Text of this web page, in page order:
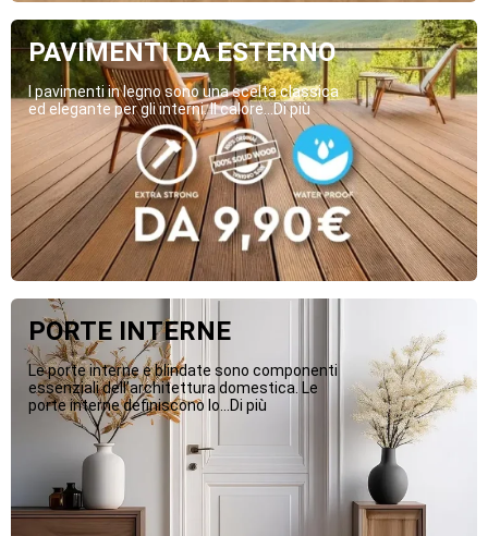
PAVIMENTI DA ESTERNO
I pavimenti in legno sono una scelta classica
ed elegante per gli interni. Il calore...Di più
PORTE INTERNE
Le porte interne e blindate sono componenti
essenziali dell’architettura domestica. Le
porte interne definiscono lo...Di più